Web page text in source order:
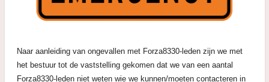
Naar aanleiding van ongevallen met Forza8330-leden zijn we met
het bestuur tot de vaststelling gekomen dat we van een aantal
Forza8330-leden niet weten wie we kunnen/moeten contacteren in